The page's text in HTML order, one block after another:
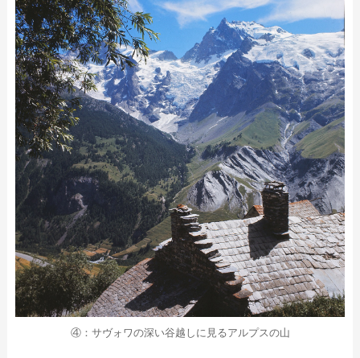
④：サヴォワの深い谷越しに見るアルプスの山